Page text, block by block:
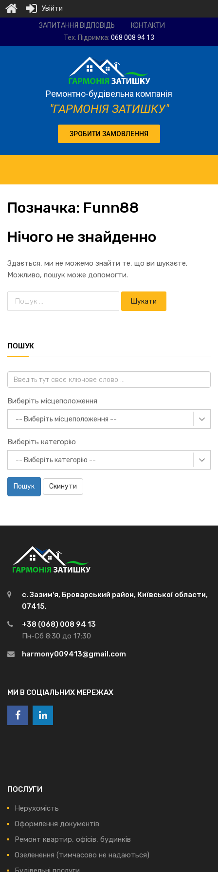
компанія
ЗАПИТАННЯ ВІДПОВІДЬ КОНТАКТИ
Тех. Підримка: 068 008 94 13
Ремонтно-будівельна компанія
"ГАРМОНІЯ ЗАТИШКУ"
ЗРОБИТИ ЗАМОВЛЕННЯ
Позначка: Funn88
Нічого не знайденно
Здається, ми не можемо знайти те, що ви шукаєте.
Можливо, пошук може допомогти.
ПОШУК
Виберіть місцеположення
Виберіть категорію
Пошук Скинути
с. Зазим'я, Броварський район, Київської области,
07415.
+38 (068) 008 94 13
Пн-Сб 8:30 до 17:30
harmony009413@gmail.com
МИ В СОЦІАЛЬНИХ МЕРЕЖАХ
ПОСЛУГИ
Нерухомість
Оформлення документів
Ремонт квартир, офісів, будинків
Озеленення (тимчасово не надаються)
Увійти